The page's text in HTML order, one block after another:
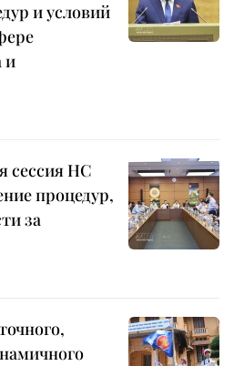
и условий
и
сессия НС
процедур,
за